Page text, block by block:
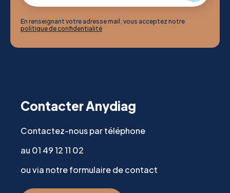
En renseignant votre adresse mail, vous acceptez notre
politique de confidentialité
Contacter Anydiag
Contactez-nous par téléphone
au 01 49 12 11 02
ou via notre formulaire de contact